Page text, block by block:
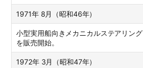
1971年 8月（昭和46年）
小型実用船向きメカニカルステアリング
を販売開始。
1972年 3月（昭和47年）